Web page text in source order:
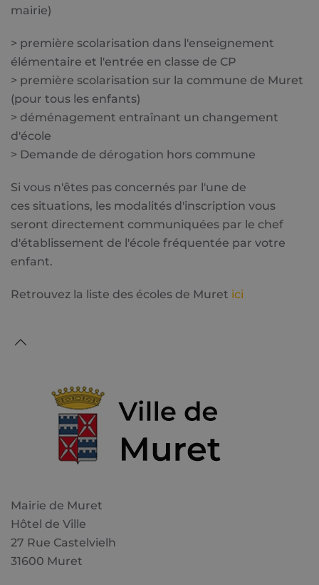
mairie)
> première scolarisation dans l'enseignement
élémentaire et l'entrée en classe de CP
> première scolarisation sur la commune de Muret
(pour tous les enfants)
> déménagement entraînant un changement
d'école
> Demande de dérogation hors commune
Si vous n'êtes pas concernés par l'une de
ces situations, les modalités d'inscription vous
seront directement communiquées par le chef
d'établissement de l'école fréquentée par votre
enfant.
Retrouvez la liste des écoles de Muret ici
Mairie de Muret
Hôtel de Ville
27 Rue Castelvielh
31600 Muret